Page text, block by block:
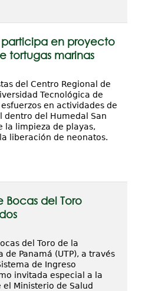
participa en proyecto
tortugas marinas
del Centro Regional de
Tecnológica de
en actividades de
del Humedal San
la limpieza de playas,
liberación de neonatos.
Bocas del Toro
del Toro de la
de Panamá (UTP), a través
de Ingreso
invitada especial a la
Ministerio de Salud